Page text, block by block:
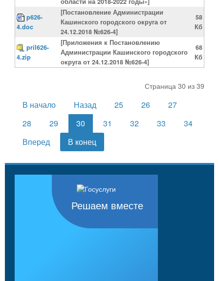
p626-
4.doc
[Постановление Администрации
Кашинского городского округа от
24.12.2018 №626-4]
58
Кб
pril626-
4.zip
[Приложения к Постановлению
Администрации Кашинского городского
округа от 24.12.2018 №626-4]
68
Кб
Страница 30 из 39
В начало Назад 25 26
27
28
29 30 31 32 33
34
Вперед
В конец
Решаем вместе